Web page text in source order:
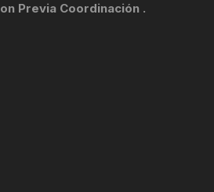
Previa Coordinación .